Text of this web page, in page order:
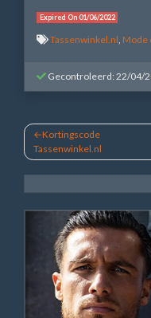
Expired On 01/06/2022
Tassenwinkel.nl Mode
Gecontroleerd: 22/04/
Bericht
navigatie
Kortingscode
Tassenwinkel.nl